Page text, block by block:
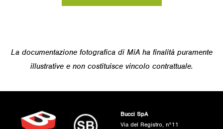
La documentazione fotografica di MiA ha finalità puramente
illustrative e non costituisce vincolo contrattuale.
Bucci SpA
Via del Registro, n°11